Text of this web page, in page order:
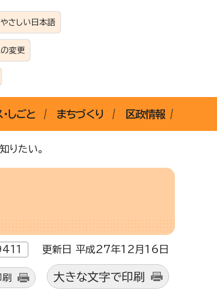
やさしい日本語
の変更
しごと まちづくり 区政情報
りたい。
更新日 平成27年12月16日
刷 大きな文字で印刷